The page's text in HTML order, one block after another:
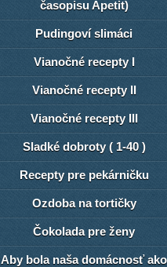
časopisu Apetit)
Pudingoví slimáci
Vianočné recepty I
Vianočné recepty II
Vianočné recepty III
Sladké dobroty ( 1-40 )
Recepty pre pekárničku
Ozdoba na tortičky
Čokolada pre ženy
Aby bola naša domácnosť ako